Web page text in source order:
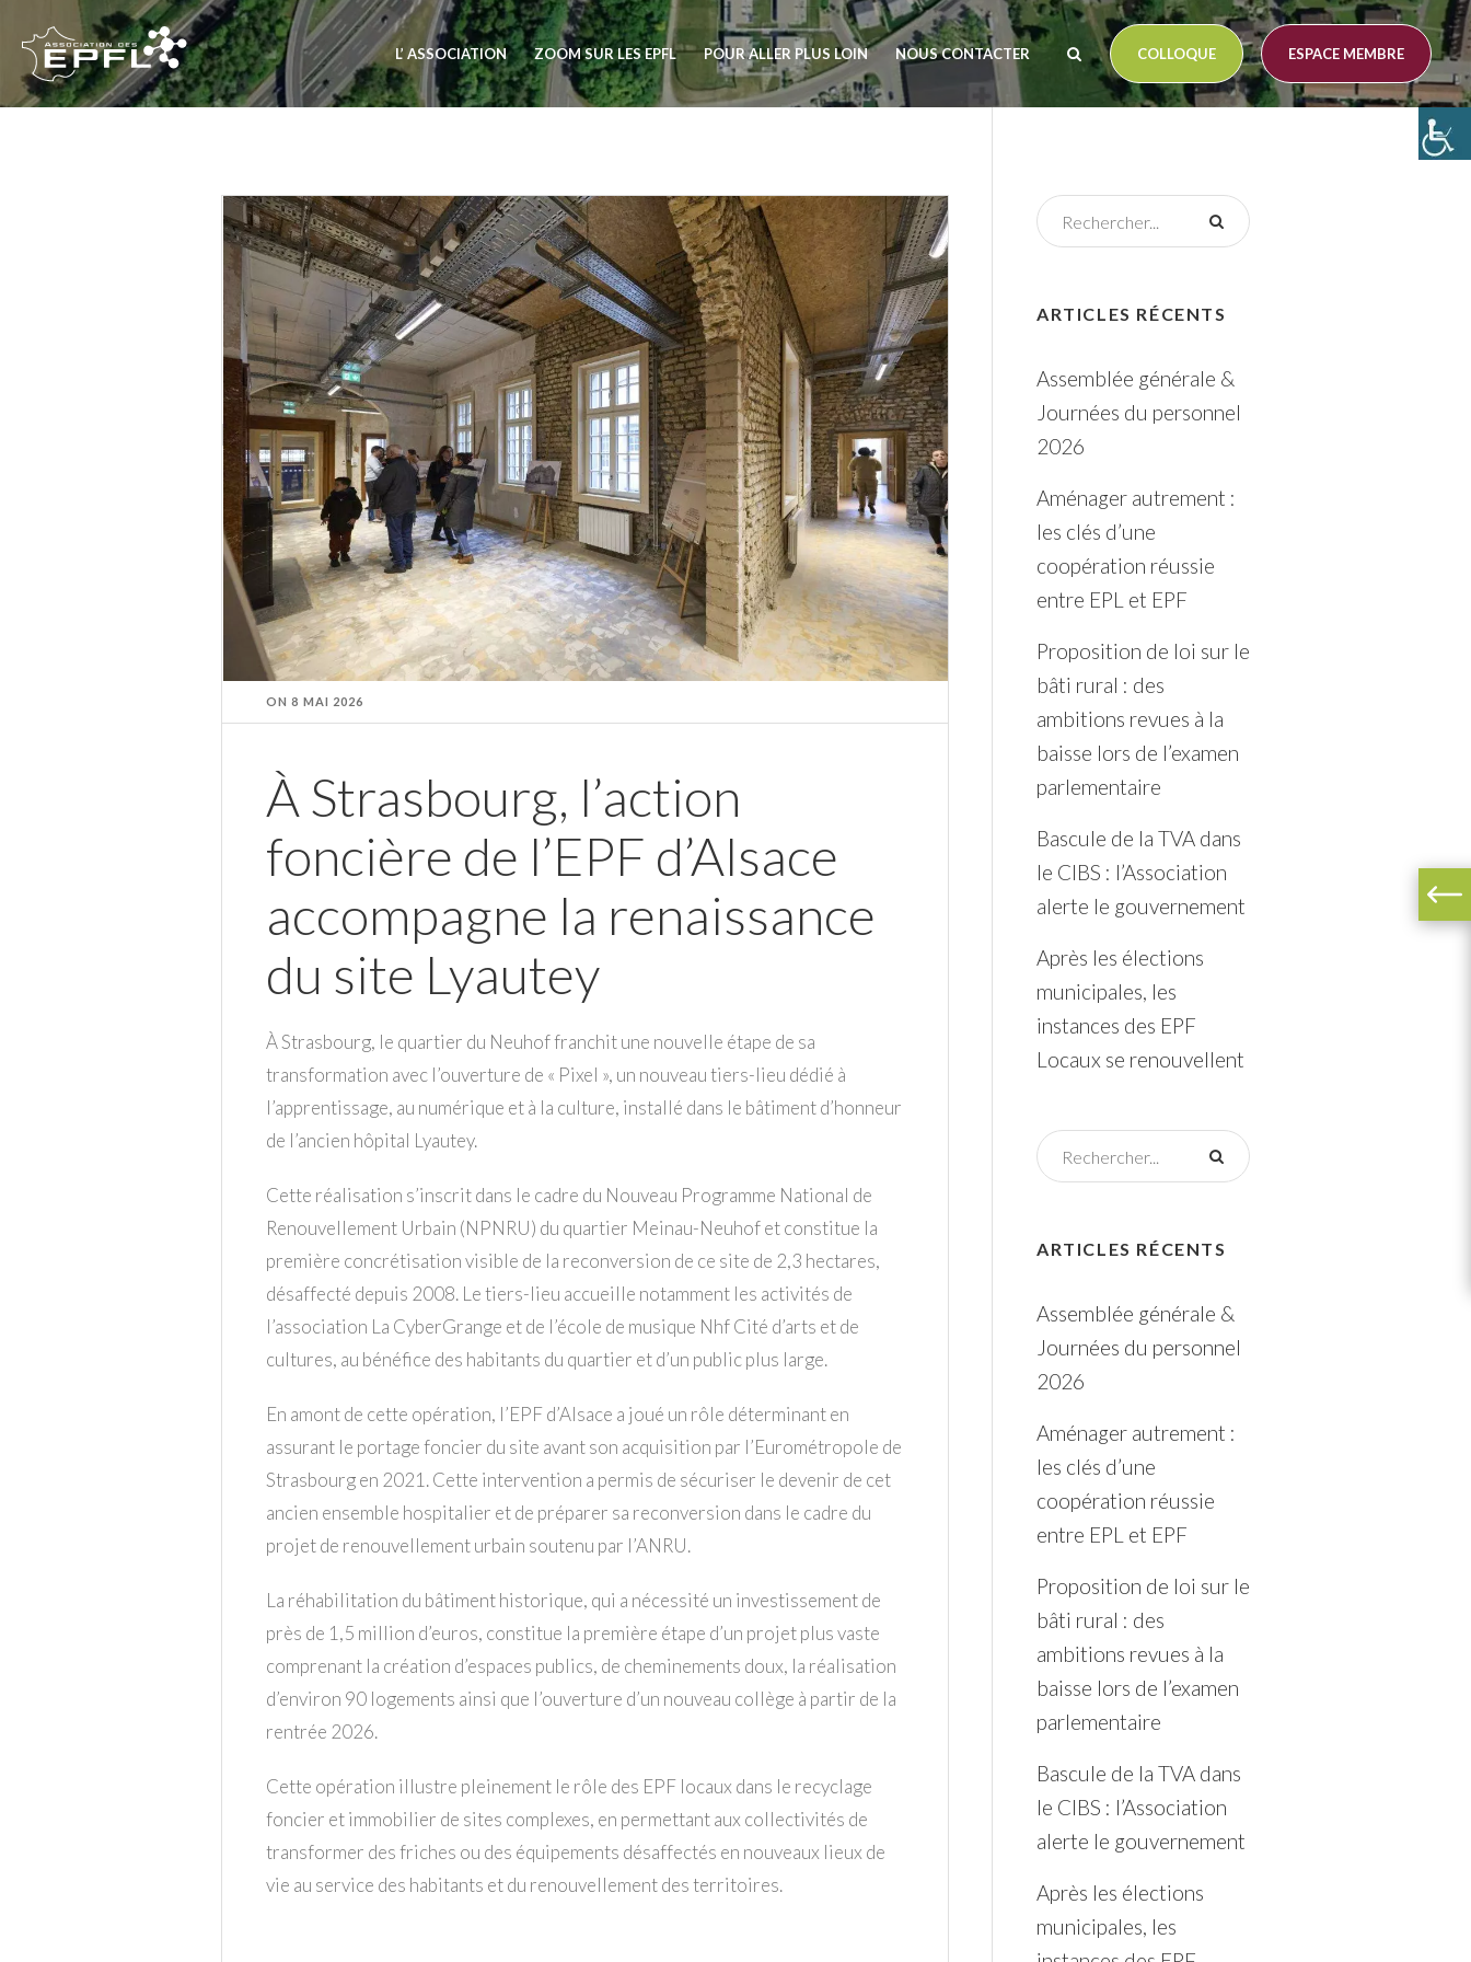
COLLOQUE ESPACE MEMBRE
L’ ASSOCIATION ZOOM SUR LES EPFL POUR ALLER PLUS LOIN NOUS CONTACTER
ON8 MAI 2026
À Strasbourg, l’action
foncière de l’EPF d’Alsace
accompagne la renaissance
du site Lyautey
À Strasbourg, le quartier du Neuhof franchit une nouvelle étape de sa
transformation avec l’ouverture de « Pixel », un nouveau tiers-lieu dédié à
l’apprentissage, au numérique et à la culture, installé dans le bâtiment d’honneur
de l’ancien hôpital Lyautey.
Cette réalisation s’inscrit dans le cadre du Nouveau Programme National de
Renouvellement Urbain (NPNRU) du quartier Meinau-Neuhof et constitue la
première concrétisation visible de la reconversion de ce site de 2,3 hectares,
désaffecté depuis 2008. Le tiers-lieu accueille notamment les activités de
l’association La CyberGrange et de l’école de musique Nhf Cité d’arts et de
cultures, au bénéfice des habitants du quartier et d’un public plus large.
En amont de cette opération, l’EPF d’Alsace a joué un rôle déterminant en
assurant le portage foncier du site avant son acquisition par l’Eurométropole de
Strasbourg en 2021. Cette intervention a permis de sécuriser le devenir de cet
ancien ensemble hospitalier et de préparer sa reconversion dans le cadre du
projet de renouvellement urbain soutenu par l’ANRU.
La réhabilitation du bâtiment historique, qui a nécessité un investissement de
près de 1,5 million d’euros, constitue la première étape d’un projet plus vaste
comprenant la création d’espaces publics, de cheminements doux, la réalisation
d’environ 90 logements ainsi que l’ouverture d’un nouveau collège à partir de la
rentrée 2026.
Cette opération illustre pleinement le rôle des EPF locaux dans le recyclage
foncier et immobilier de sites complexes, en permettant aux collectivités de
transformer des friches ou des équipements désaffectés en nouveaux lieux de
vie au service des habitants et du renouvellement des territoires.
ARTICLES RÉCENTS
Assemblée générale &
Journées du personnel
2026
Aménager autrement :
les clés d’une
coopération réussie
entre EPL et EPF
Proposition de loi sur le
bâti rural : des
ambitions revues à la
baisse lors de l’examen
parlementaire
Bascule de la TVA dans
le CIBS : l’Association
alerte le gouvernement
Après les élections
municipales, les
instances des EPF
Locaux se renouvellent
ARTICLES RÉCENTS
Assemblée générale &
Journées du personnel
2026
Aménager autrement :
les clés d’une
coopération réussie
entre EPL et EPF
Proposition de loi sur le
bâti rural : des
ambitions revues à la
baisse lors de l’examen
parlementaire
Bascule de la TVA dans
le CIBS : l’Association
alerte le gouvernement
Après les élections
municipales, les